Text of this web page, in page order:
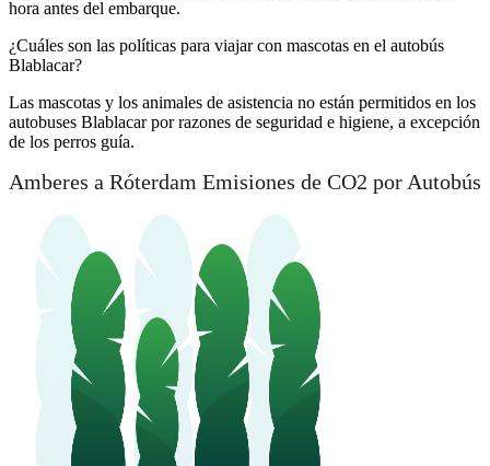
hora antes del embarque.
¿Cuáles son las políticas para viajar con mascotas en el autobús
Blablacar?
Las mascotas y los animales de asistencia no están permitidos en los
autobuses Blablacar por razones de seguridad e higiene, a excepción
de los perros guía.
Amberes a Róterdam Emisiones de CO2 por Autobús